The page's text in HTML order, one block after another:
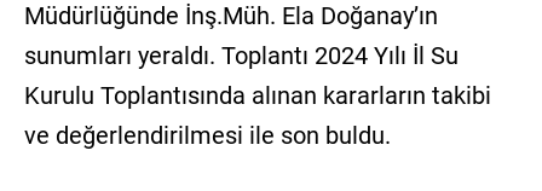
Müdürlüğünde İnş.Müh. Ela Doğanay’ın
sunumları yeraldı. Toplantı 2024 Yılı İl Su
Kurulu Toplantısında alınan kararların takibi
ve değerlendirilmesi ile son buldu.